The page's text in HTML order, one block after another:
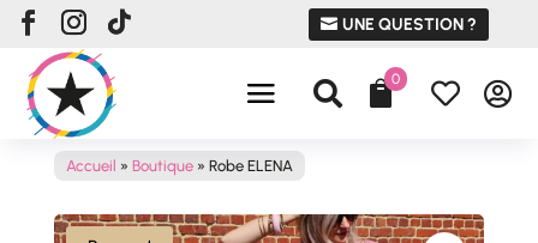
UNE QUESTION ?
 0  
Accueil » Boutique» Robe ELENA